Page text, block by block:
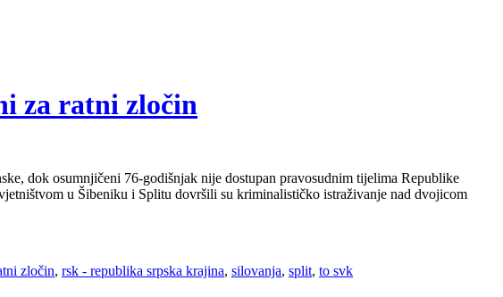
za ratni zločin
dok osumnjičeni 76-godišnjak nije dostupan pravosudnim tijelima Republike
u Šibeniku i Splitu dovršili su kriminalističko istraživanje nad dvojicom
zločin, rsk - republika srpska krajina, silovanja, split, to svk